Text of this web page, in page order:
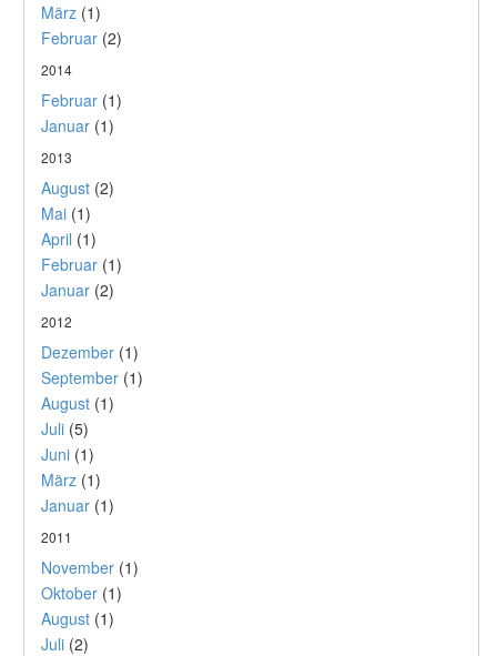
März (1)
Februar (2)
2014
Februar (1)
Januar (1)
2013
August (2)
Mai (1)
April (1)
Februar (1)
Januar (2)
2012
Dezember (1)
September (1)
August (1)
Juli (5)
Juni (1)
März (1)
Januar (1)
2011
November (1)
Oktober (1)
August (1)
Juli (2)